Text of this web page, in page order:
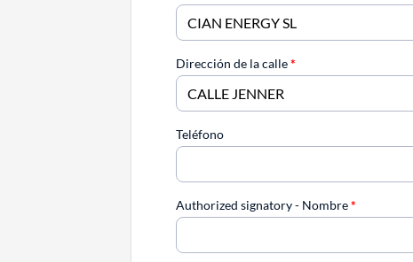
Dirección de la calle*
Teléfono
Authorized signatory - Nombre*